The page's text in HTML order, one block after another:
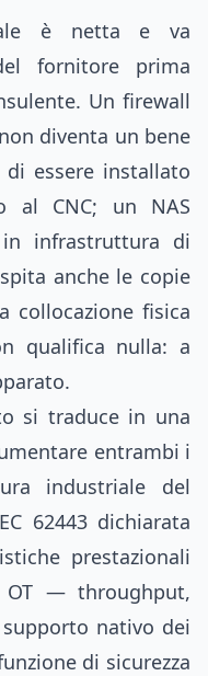
è netta e va
fornitore prima
Un firewall
diventa un bene
essere installato
al CNC; un NAS
infrastruttura di
anche le copie
collocazione fisica
qualifica nulla: a
si traduce in una
entrambi i
industriale del
62443 dichiarata
prestazionali
OT — throughput,
nativo dei
di sicurezza